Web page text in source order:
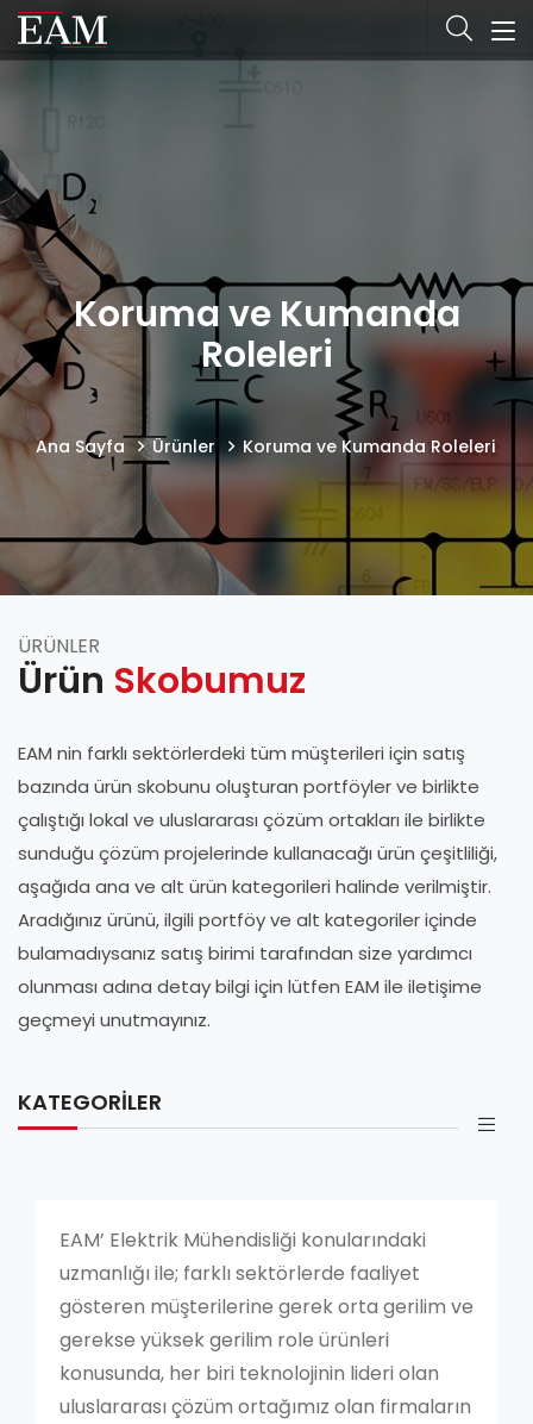
Koruma ve Kumanda
Roleleri
Ana Sayfa Ürünler Koruma ve Kumanda Roleleri
ÜRÜNLER
Ürün Skobumuz
EAM nin farklı sektörlerdeki tüm müşterileri için satış
bazında ürün skobunu oluşturan portföyler ve birlikte
çalıştığı lokal ve uluslararası çözüm ortakları ile birlikte
sunduğu çözüm projelerinde kullanacağı ürün çeşitliliği,
aşağıda ana ve alt ürün kategorileri halinde verilmiştir.
Aradığınız ürünü, ilgili portföy ve alt kategoriler içinde
bulamadıysanız satış birimi tarafından size yardımcı
olunması adına detay bilgi için lütfen EAM ile iletişime
geçmeyi unutmayınız.
KATEGORILER
EAM’ Elektrik Mühendisliği konularındaki
uzmanlığı ile; farklı sektörlerde faaliyet
gösteren müşterilerine gerek orta gerilim ve
gerekse yüksek gerilim role ürünleri
konusunda, her biri teknolojinin lideri olan
uluslararası çözüm ortağımız olan firmaların